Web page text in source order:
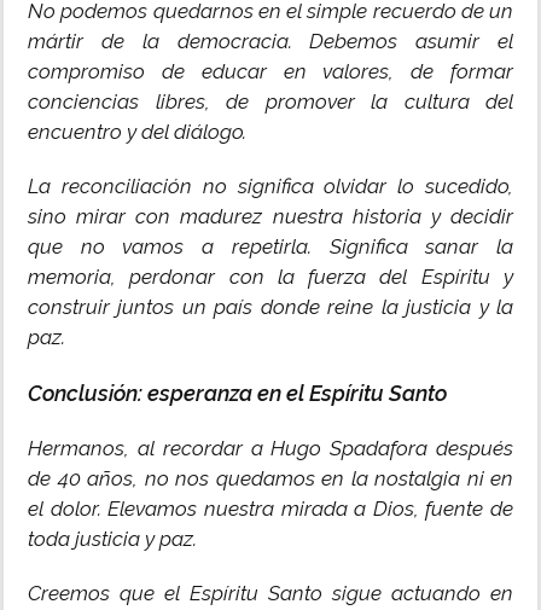
No podemos quedarnos en el simple recuerdo de un
mártir de la democracia. Debemos asumir el
compromiso de educar en valores, de formar
conciencias libres, de promover la cultura del
encuentro y del diálogo.
La reconciliación no significa olvidar lo sucedido,
sino mirar con madurez nuestra historia y decidir
que no vamos a repetirla. Significa sanar la
memoria, perdonar con la fuerza del Espíritu y
construir juntos un país donde reine la justicia y la
paz.
Conclusión: esperanza en el Espíritu Santo
Hermanos, al recordar a Hugo Spadafora después
de 40 años, no nos quedamos en la nostalgia ni en
el dolor. Elevamos nuestra mirada a Dios, fuente de
toda justicia y paz.
Creemos que el Espíritu Santo sigue actuando en